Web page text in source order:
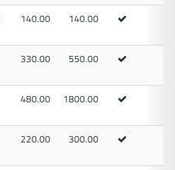
140.00 140.00
330.00 550.00
480.00 1800.00
220.00 300.00